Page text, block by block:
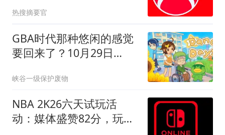
热搜摘要官
GBA时代那种悠闲的感觉
要回来了？10月29日
峡谷一级保护废物
NBA 2K26六天试玩活
动：媒体盛赞82分，玩家